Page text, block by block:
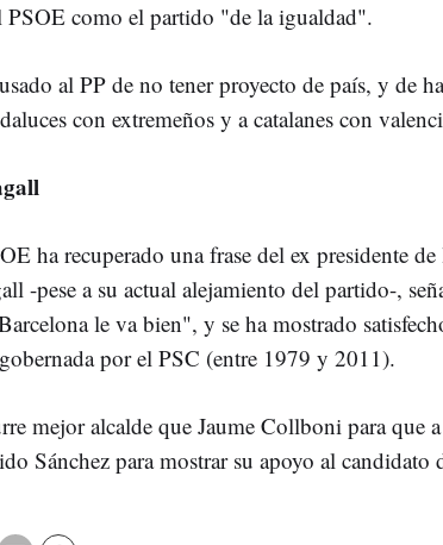
como el partido "de la igualdad".
al PP de no tener proyecto de país, y de
con extremeños y a catalanes con
ha recuperado una frase del ex presidente
-pese a su actual alejamiento del partido-,
le va bien", y se ha mostrado
por el PSC (entre 1979 y 2011).
mejor alcalde que Jaume Collboni para que
Sánchez para mostrar su apoyo al candidato